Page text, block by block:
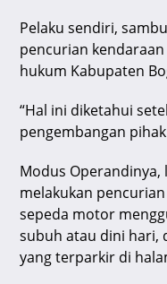
Pelaku sendiri,
pencurian
hukum Kabupaten
“Hal ini diketahui
pengembangan
Modus Operandinya,
melakukan
sepeda motor
subuh atau dini hari,
yang terparkir di